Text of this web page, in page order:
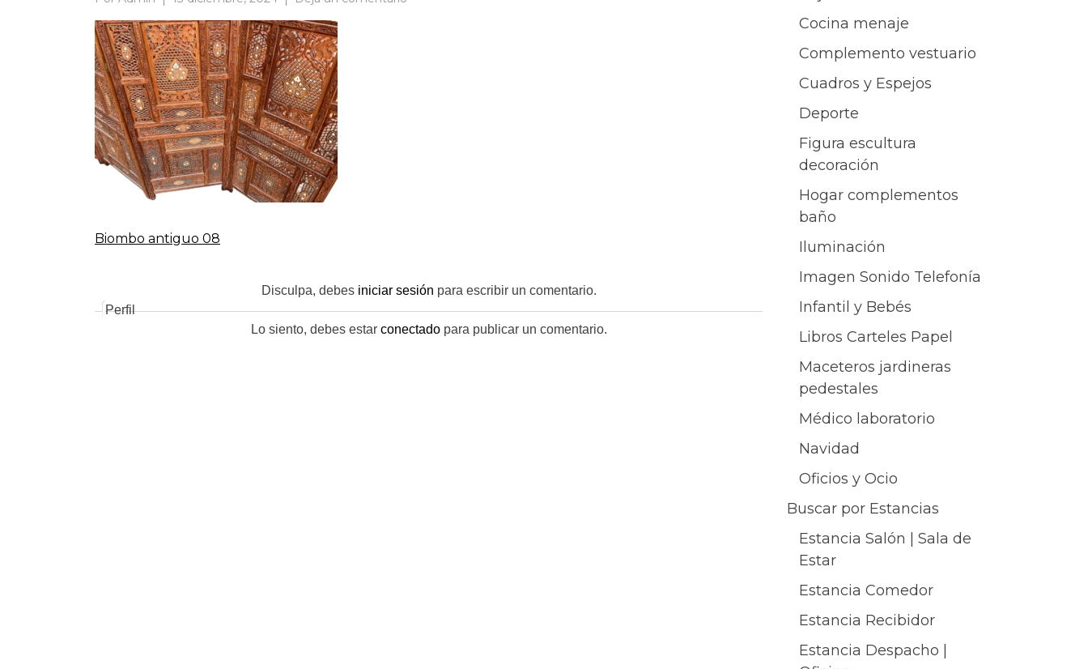
Navegación
de
Biombo antiguo 08
Disculpa, debes iniciar sesión para escribir un comentario.
Perfil
Lo siento, debes estar conectadopara publicar un comentario.
Cocina menaje
Complemento vestuario
Cuadros y Espejos
Deporte
Figura escultura
decoración
Hogar complementos
baño
Iluminación
Imagen Sonido Telefonía
Infantil y Bebés
Libros Carteles Papel
Maceteros jardineras
pedestales
Médico laboratorio
Navidad
Oficios y Ocio
Buscar por Estancias
Estancia Salón | Sala de
Estar
Estancia Comedor
Estancia Recibidor
Estancia Despacho |